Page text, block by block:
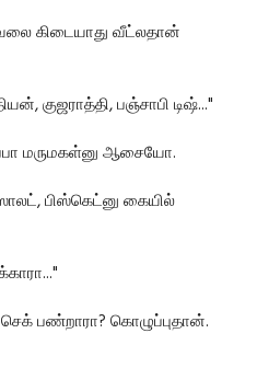
வேலை கிடையாது வீட்லதான்
குஜராத்தி, பஞ்சாபி டிஷ்..."
மருமகள்னு ஆசையோ.
பிஸ்கெட்னு கையில்
பண்றாரா? கொழுப்புதான்.